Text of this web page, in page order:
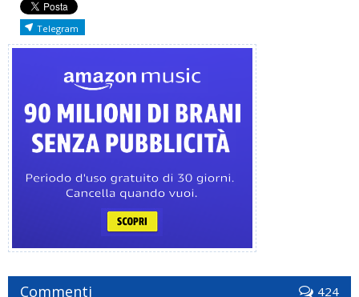
Telegram
Commenti 424